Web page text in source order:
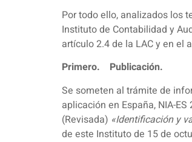
Por todo ello, analizados los
Instituto de Contabilidad y
artículo 2.4 de la LAC y en el
Primero. Publicación.
Se someten al trámite de
aplicación en España, NIA-
(Revisada) «Identificación y
de este Instituto de 15 de